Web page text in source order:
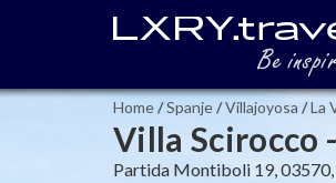
Home/Spanje/Villajoyosa /La
Villa Scirocco
Partida Montiboli 19, 03570,